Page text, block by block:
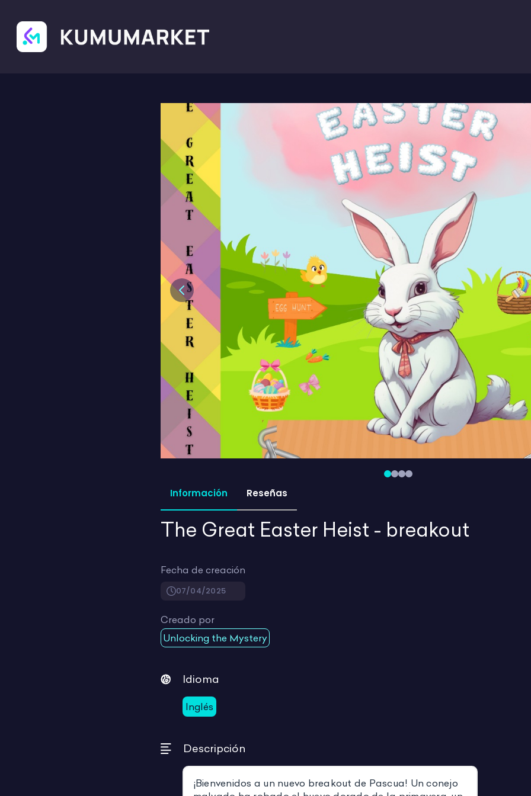
Previous
Información Reseñas
The Great Easter Heist - breakout
Fecha de creación
07/04/2025
Creado por
Unlocking the Mystery
Idioma
Inglés
Descripción
¡Bienvenidos a un nuevo breakout de Pascua! Un conejo